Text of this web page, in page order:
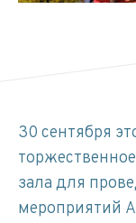
30 сентября
зала для
мероприятий